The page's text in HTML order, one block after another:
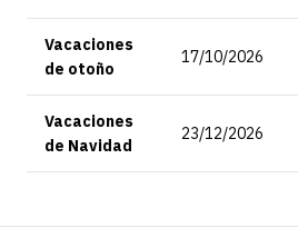
Vacaciones
de otoño
17/10/2026
Vacaciones
de Navidad
23/12/2026